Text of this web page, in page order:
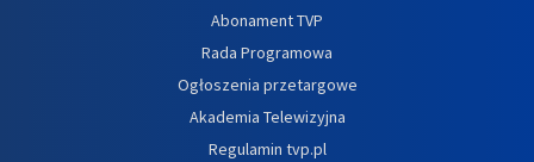
Abonament TVP
Rada Programowa
Ogłoszenia przetargowe
Akademia Telewizyjna
Regulamin tvp.pl